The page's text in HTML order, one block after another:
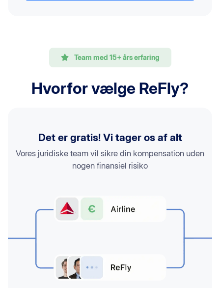
Team med 15+ års erfaring
Hvorfor vælge ReFly?
Det er gratis! Vi tager os af alt
Vores juridiske team vil sikre din kompensation uden
nogen finansiel risiko